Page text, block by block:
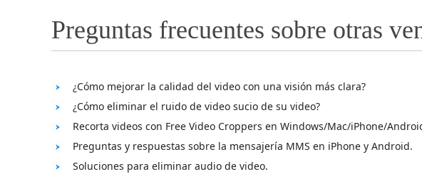
Preguntas frecuentes sobre otras
¿Cómo mejorar la calidad del video con una visión más clara?
¿Cómo eliminar el ruido de video sucio de su video?
Recorta videos con Free Video Croppers en Windows/Mac/iPhone/
Preguntas y respuestas sobre la mensajería MMS en iPhone y Android.
Soluciones para eliminar audio de video.